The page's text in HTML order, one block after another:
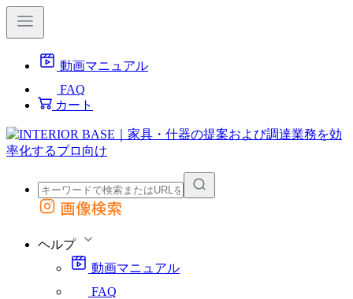
動画マニュアル
FAQ
カート
外部サイトの商品をカートに追加
画像検索
ヘルプ
動画マニュアル
FAQ